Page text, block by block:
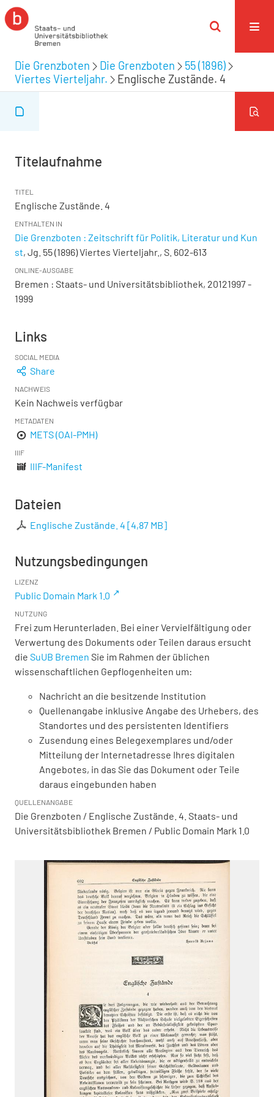
Die Grenzboten Die Grenzboten
55 (1896)
Viertes Vierteljahr.
Englische Zustände. 4
Titelaufnahme
TITEL
Englische Zustände. 4
ENTHALTEN IN
Die Grenzboten : Zeitschrift für Politik, Literatur und Kun
st, Jg. 55 (1896) Viertes Vierteljahr., S. 602-613
ONLINE-AUSGABE
Bremen : Staats- und Universitätsbibliothek, 20121997 -
1999
Links
SOCIAL MEDIA
Share
NACHWEIS
Kein Nachweis verfügbar
METADATEN
METS (OAI-PMH)
IIIF
IIIF-Manifest
Dateien
Englische Zustände. 4 [4,87 MB]
Nutzungsbedingungen
LIZENZ
Public Domain Mark 1.0
NUTZUNG
Frei zum Herunterladen. Bei einer Vervielfältigung oder
Verwertung des Dokuments oder Teilen daraus ersucht
die SuUB Bremen Sie im Rahmen der üblichen
wissenschaftlichen Gepflogenheiten um:
Nachricht an die besitzende Institution
Quellenangabe inklusive Angabe des Urhebers, des
Standortes und des persistenten Identifiers
Zusendung eines Belegexemplares und/oder
Mitteilung der Internetadresse Ihres digitalen
Angebotes, in das Sie das Dokument oder Teile
daraus eingebunden haben
QUELLENANGABE
Die Grenzboten / Englische Zustände. 4. Staats- und
Universitätsbibliothek Bremen / Public Domain Mark 1.0